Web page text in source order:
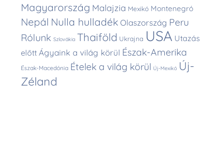
Magyarország Malajzia Mexikó Montenegró
Nepál Nulla hulladék Olaszország Peru
Rólunk Szlovákia Thaiföld Ukrajna USA Utazás
előtt Ágyaink a világ körül Észak-Amerika
Észak-Macedónia Ételek a világ körül Új-Mexikó Új-
Zéland